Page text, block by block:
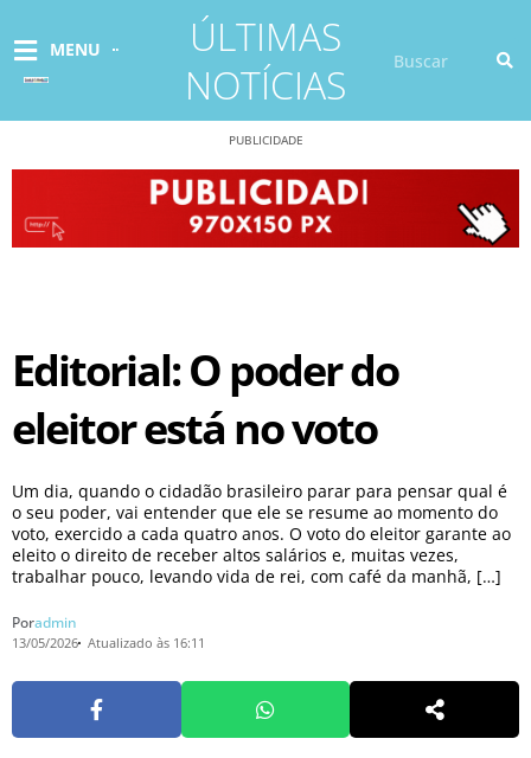
conteúdo
MENU
ÚLTIMAS
NOTÍCIAS
PUBLICIDADE
Editorial: O poder do
eleitor está no voto
Um dia, quando o cidadão brasileiro parar para pensar qual é
o seu poder, vai entender que ele se resume ao momento do
voto, exercido a cada quatro anos. O voto do eleitor garante ao
eleito o direito de receber altos salários e, muitas vezes,
trabalhar pouco, levando vida de rei, com café da manhã, […]
Poradmin
13/05/2026 Atualizado às 16:11